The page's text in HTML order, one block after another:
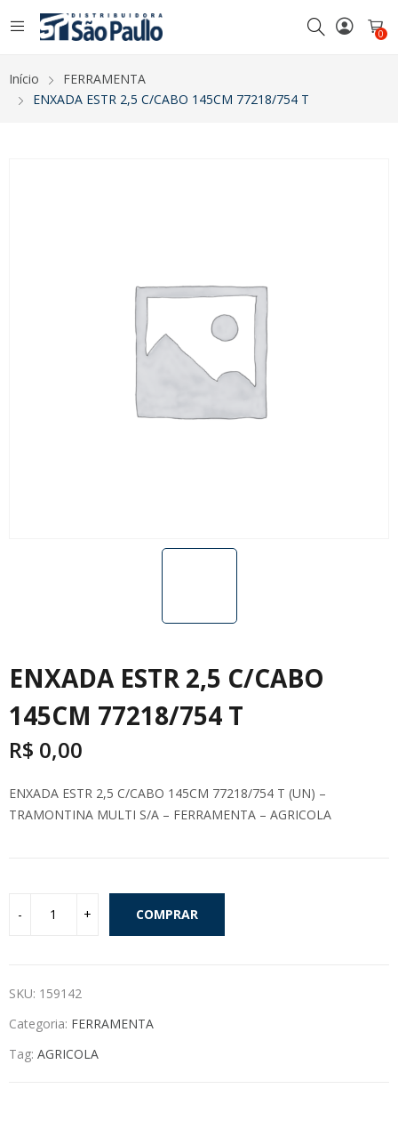
0
Início
FERRAMENTA
ENXADA ESTR 2,5 C/CABO 145CM 77218/754 T
ENXADA ESTR 2,5 C/CABO
145CM 77218/754 T
R$ 0,00
ENXADA ESTR 2,5 C/CABO 145CM 77218/754 T (UN) –
TRAMONTINA MULTI S/A – FERRAMENTA – AGRICOLA
COMPRAR
SKU: 159142
Categoria: FERRAMENTA
Tag: AGRICOLA